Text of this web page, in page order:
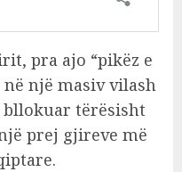
pra ajo “pikëz e
një masiv vilash
tërësisht
prej gjireve më